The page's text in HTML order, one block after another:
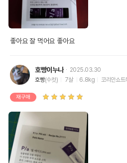
좋아요 잘 먹어요 좋아요
호빵이누나
2025.03.30
호빵(수컷) 7살 6.8kg 코리안쇼트
재구매